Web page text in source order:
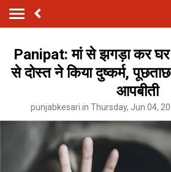
Panipat: मां से झगड़ा कर घर
से दोस्त ने किया दुष्कर्म,
आपबीती
punjabkesari.in Thursday, Jun 04,